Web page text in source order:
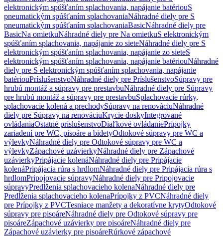
elektronickým spúšťaním splachovania, napájanie batériouS
pneumatickým spúšťaním splachovaniaNáhradné diely pre S
pneumatickým spúšťaním splachovaniaBasicNáhradné diely pre
BasicNa omietkuNáhradné diely pre Na omietkuS elektronickým
spúšťaním splachovania, napájanie zo sieteNáhradné diely pre S
elektronickým spúšťaním splachovania, napájanie zo sieteS
elektronickým spúšťaním splachovania, napájanie batériouNáhradné
diely pre S elektronickým spúšťaním splachovania, napájanie
batériouPríslušenstvoNáhradné diely pre PríslušenstvoSúpravy pre
hrubú montáž a súpravy pre prestavbuNáhradné diely pre Súpravy
pre hrubú montáž a súpravy pre prestavbuSplachovacie rúrky,
splachovacie kolená a prechodySúpravy na renováciuNáhradné
diely pre Súpravy na renováciuKrycie doskyIntegrované
ovládaniaOstatné príslušenstvoDiaľkové ovládaniePrípojky
zariadení pre WC, pisoáre a bidetyOdtokové súpravy pre WC a
výlevkyNáhradné diely pre Odtokové súpravy pre WC a
výlevkyZápachové uzávierkyNáhradné diely pre Zápachové
uzávierkyPripájacie kolenáNáhradné diely pre Pripájacie
kolenáPripájacia rúra s hrdlomNáhradné diely pre Pripájacia rúra s
hrdlomPripojovacie súpravyNáhradné diely pre Pripojovacie
súpravyPredĺženia splachovacieho kolenaNáhradné diely pre
Predĺženia splachovacieho kolenaPrípojky z PVCNáhradné diely
pre Prípojky z PVCTesniace manžety a dekoratívne krytyOdtokové
súpravy pre pisoáreNáhradné diely pre Odtokové súpravy pre
pisoáreZápachové uzávierky pre pisoáreNáhradné diely pre
Zápachové uzávierky pre pisoáreRúrkové zápachové